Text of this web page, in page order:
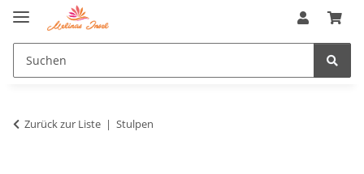
Zurück zur Liste Stulpen